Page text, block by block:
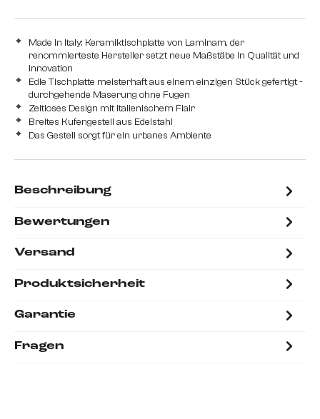
Made in Italy: Keramiktischplatte von Laminam, der
renommierteste Hersteller setzt neue Maßstäbe in Qualität und
Innovation
Edle Tischplatte meisterhaft aus einem einzigen Stück gefertigt -
durchgehende Maserung ohne Fugen
Zeitloses Design mit italienischem Flair
Breites Kufengestell aus Edelstahl
Das Gestell sorgt für ein urbanes Ambiente
Beschreibung
Bewertungen
Versand
Produktsicherheit
Garantie
Fragen